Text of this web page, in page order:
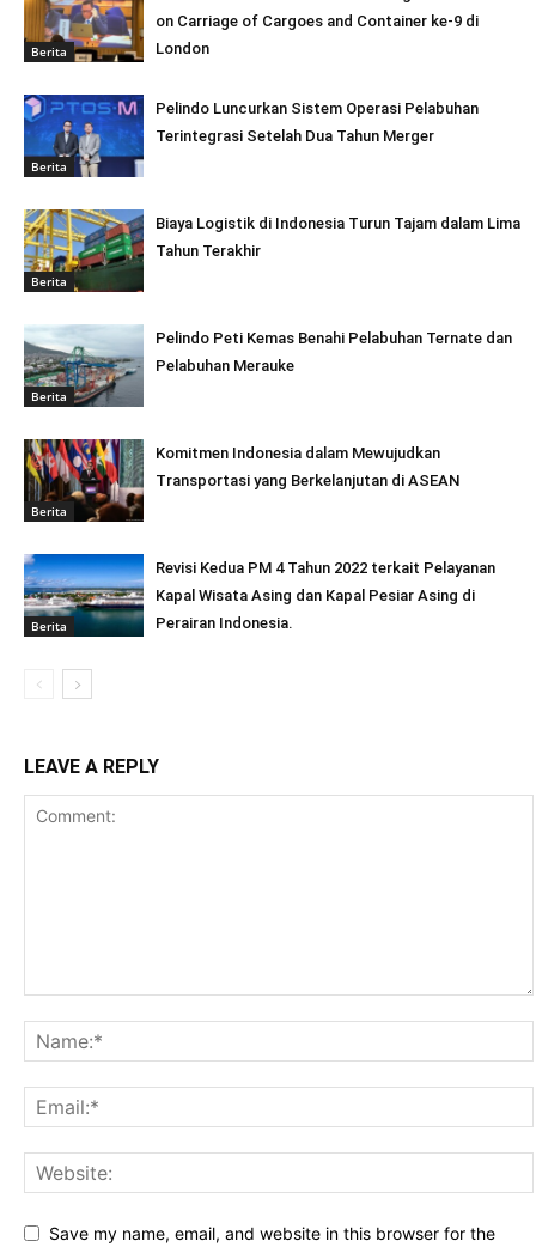
Berita
on Carriage of Cargoes and Container ke-9 di
London
Berita
Pelindo Luncurkan Sistem Operasi Pelabuhan
Terintegrasi Setelah Dua Tahun Merger
Berita
Biaya Logistik di Indonesia Turun Tajam dalam Lima
Tahun Terakhir
Berita
Pelindo Peti Kemas Benahi Pelabuhan Ternate dan
Pelabuhan Merauke
Berita
Komitmen Indonesia dalam Mewujudkan
Transportasi yang Berkelanjutan di ASEAN
Berita
Revisi Kedua PM 4 Tahun 2022 terkait Pelayanan
Kapal Wisata Asing dan Kapal Pesiar Asing di
Perairan Indonesia.
LEAVE A REPLY
Save my name, email, and website in this browser for the